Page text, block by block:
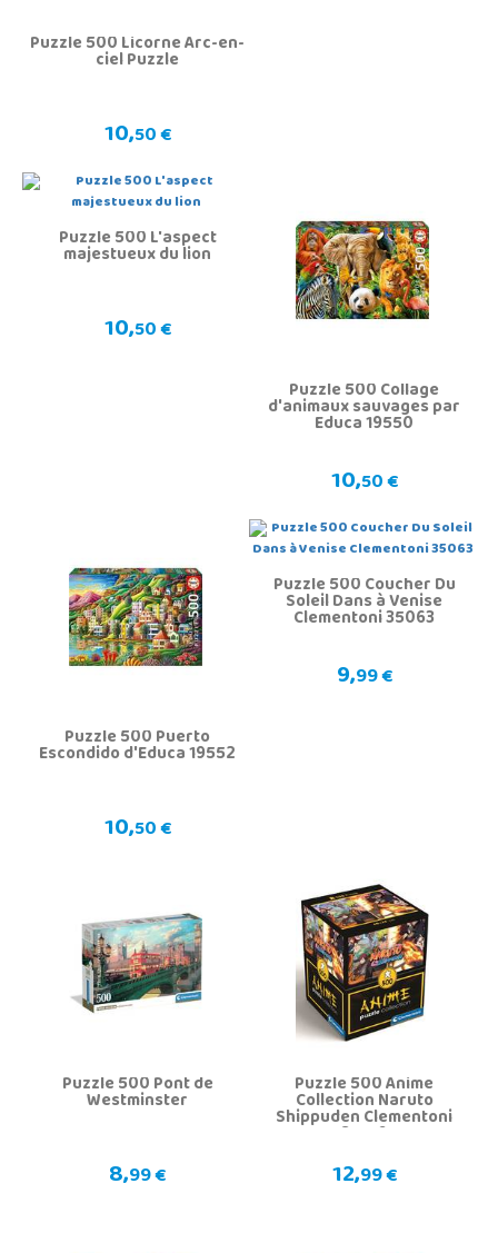
Puzzle 500 Licorne Arc-en-
ciel Puzzle
10,50 €
Puzzle 500 L'aspect
majestueux du lion
10,50 €
Puzzle 500 Collage
d'animaux sauvages par
Educa 19550
10,50 €
Puzzle 500 Puerto
Escondido d'Educa 19552
10,50 €
Puzzle 500 Coucher Du
Soleil Dans à Venise
Clementoni 35063
9,99 €
Puzzle 500 Pont de
Westminster
8,99 €
Puzzle 500 Anime
Collection Naruto
Shippuden Clementoni
35516
12,99 €